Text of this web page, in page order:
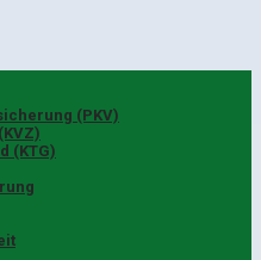
(PKV)
(KTG)